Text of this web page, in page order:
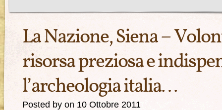
La Nazione, Siena –
risorsa preziosa e
l’archeologia italia…
Posted by on 10 Ottobre 2011